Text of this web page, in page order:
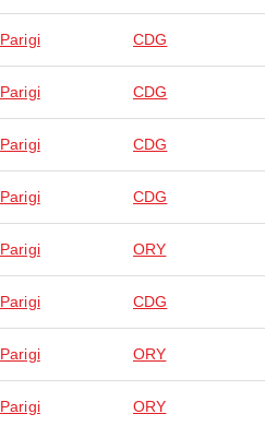
Parigi CDG
Parigi CDG
Parigi CDG
Parigi CDG
Parigi ORY
Parigi CDG
Parigi ORY
Parigi ORY